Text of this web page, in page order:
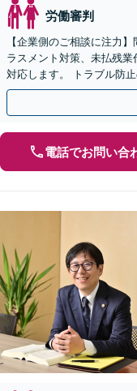
労働審判
【企業側のご相談に注力
ラスメント対策、未払残
対応します。 トラブル防
富。【土日祝・当日対応可
電話でお問い合